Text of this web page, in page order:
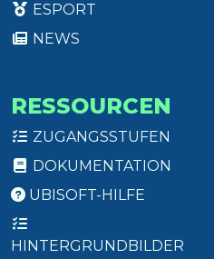
ESPORT
NEWS
RESSOURCEN
ZUGANGSSTUFEN
DOKUMENTATION
UBISOFT-HILFE
HINTERGRUNDBILDER